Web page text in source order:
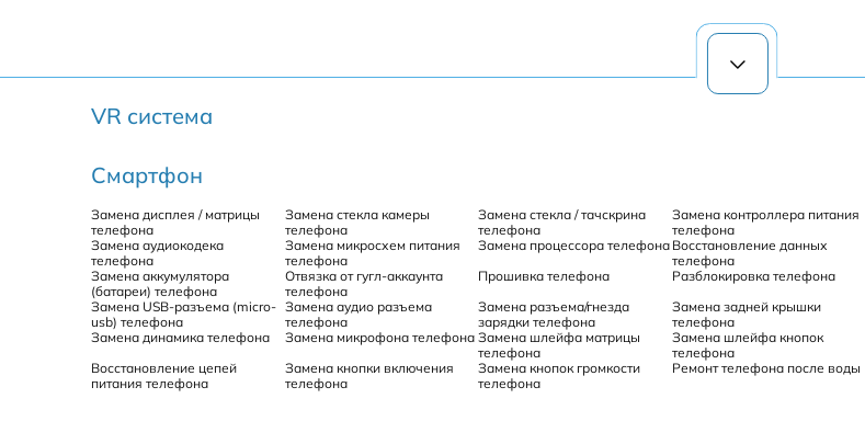
VR система
Смартфон
Замена дисплея / матрицы
телефона
Замена стекла камеры
телефона
Замена стекла / тачскрина
телефона
Замена контроллера питания
телефона
Замена аудиокодека
телефона
Замена микросхем питания
телефона
Замена процессора телефона Восстановление данных
телефона
Замена аккумулятора
(батареи) телефона
Отвязка от гугл-аккаунта
телефона
Прошивка телефона Разблокировка телефона
Замена USB-разъема (micro-
usb) телефона
Замена аудио разъема
телефона
Замена разъема/гнезда
зарядки телефона
Замена задней крышки
телефона
Замена динамика телефона
Замена микрофона телефона Замена шлейфа матрицы
телефона
Замена шлейфа кнопок
телефона
Восстановление цепей
питания телефона
Замена кнопки включения
телефона
Замена кнопок громкости
телефона
Ремонт телефона после воды